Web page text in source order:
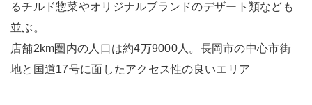
るチルド惣菜やオリジナルブランドのデザート類なども
並ぶ。
店舗2km圏内の人口は約4万9000人。長岡市の中心市街
地と国道17号に面したアクセス性の良いエリア